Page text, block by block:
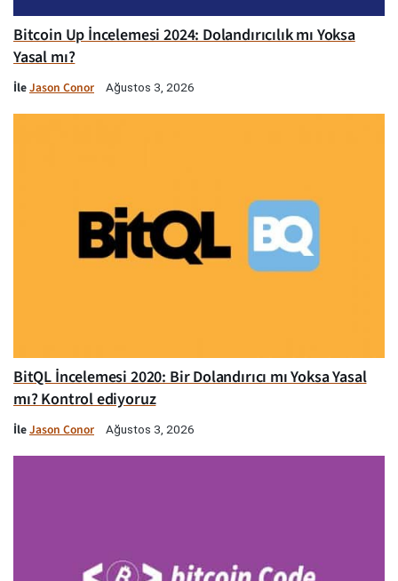
Bitcoin Up İncelemesi 2024: Dolandırıcılık mı Yoksa
Yasal mı?
İleJason Conor Ağustos 3, 2026
BitQL İncelemesi 2020: Bir Dolandırıcı mı Yoksa Yasal
mı? Kontrol ediyoruz
İleJason Conor Ağustos 3, 2026